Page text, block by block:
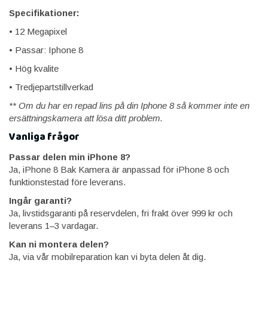
Specifikationer:
• 12 Megapixel
• Passar: Iphone 8
• Hög kvalite
• Tredjepartstillverkad
** Om du har en repad lins på din Iphone 8 så kommer inte en
ersättningskamera att lösa ditt problem.
Vanliga frågor
Passar delen min iPhone 8?
Ja, iPhone 8 Bak Kamera är anpassad för iPhone 8 och
funktionstestad före leverans.
Ingår garanti?
Ja, livstidsgaranti på reservdelen, fri frakt över 999 kr och
leverans 1–3 vardagar.
Kan ni montera delen?
Ja, via vår mobilreparation kan vi byta delen åt dig.